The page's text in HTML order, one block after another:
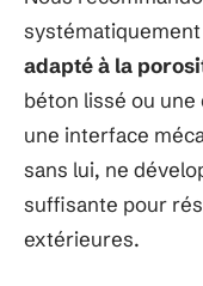
systématiquement
adapté à la
béton lissé ou
une interface
sans lui, ne
suffisante pour
extérieures.